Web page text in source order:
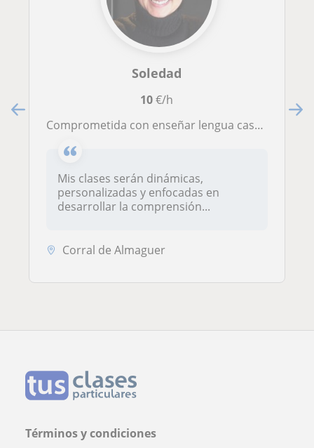
Soledad
10€/h
Comprometida con enseñar lengua castellana y literatura de forma clara, práctica y cercana.
Mis clases serán dinámicas,
personalizadas y enfocadas en
desarrollar la comprensión...
Corral de Almaguer
Términos y condiciones